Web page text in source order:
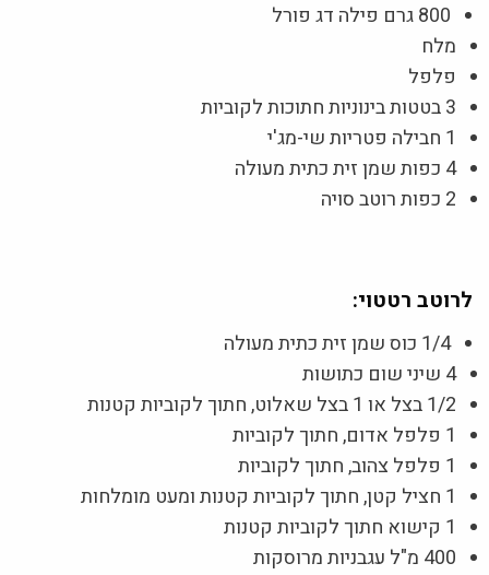
800 גרם פילה דג פורל
מלח
פלפל
3 בטטות בינוניות חתוכות לקוביות
1 חבילה פטריות שי-מג'י
4 כפות שמן זית כתית מעולה
2 כפות רוטב סויה
לרוטב רטטוי:
1/4 כוס שמן זית כתית מעולה
4 שיני שום כתושות
1/2 בצל או 1 בצל שאלוט, חתוך לקוביות קטנות
1 פלפל אדום, חתוך לקוביות
1 פלפל צהוב, חתוך לקוביות
1 חציל קטן, חתוך לקוביות קטנות ומעט מומלחות
1 קישוא חתוך לקוביות קטנות
400 מ"ל עגבניות מרוסקות